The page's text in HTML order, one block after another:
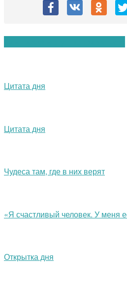
Цитата дня
Цитата дня
Чудеса там, где в них верят
«Я счастливый человек. У меня
Открытка дня